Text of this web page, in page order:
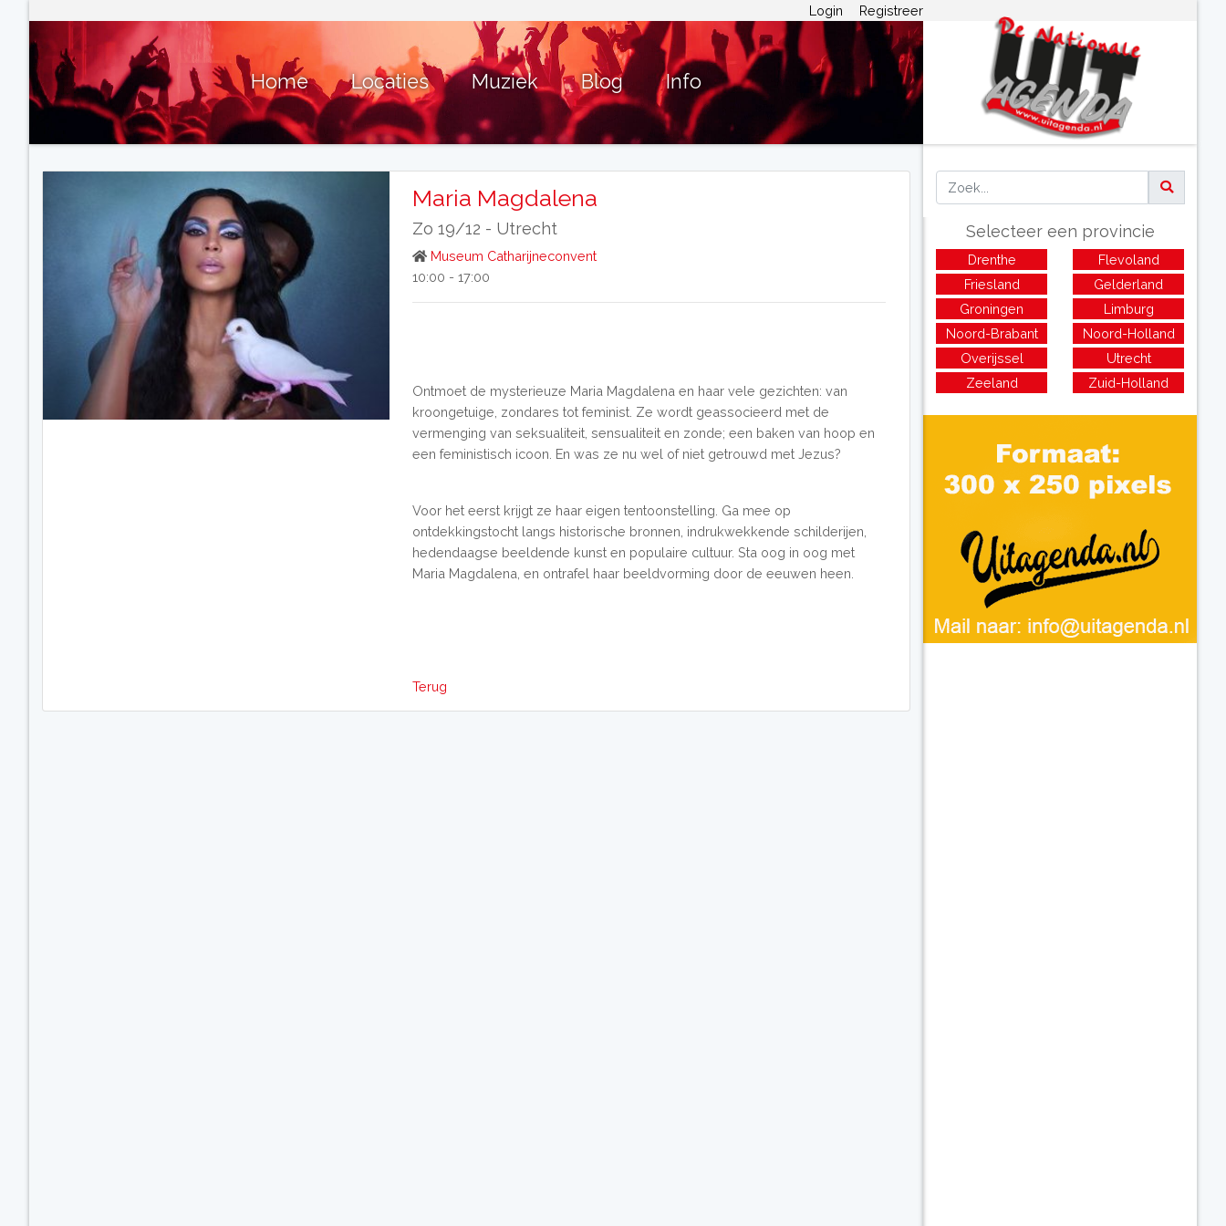
Login Registreer
Home Locaties Muziek Blog Info
Maria Magdalena
Zo 19/12 - Utrecht
Museum Catharijneconvent
10:00 - 17:00
Ontmoet de mysterieuze Maria Magdalena en haar vele gezichten: van
kroongetuige, zondares tot feminist. Ze wordt geassocieerd met de
vermenging van seksualiteit, sensualiteit en zonde; een baken van hoop en
een feministisch icoon. En was ze nu wel of niet getrouwd met Jezus?
Voor het eerst krijgt ze haar eigen tentoonstelling. Ga mee op
ontdekkingstocht langs historische bronnen, indrukwekkende schilderijen,
hedendaagse beeldende kunst en populaire cultuur. Sta oog in oog met
Maria Magdalena, en ontrafel haar beeldvorming door de eeuwen heen.
Terug
Selecteer een provincie
Drenthe
Flevoland
Friesland
Gelderland
Groningen
Limburg
Noord-Brabant
Noord-Holland
Overijssel
Utrecht
Zeeland
Zuid-Holland